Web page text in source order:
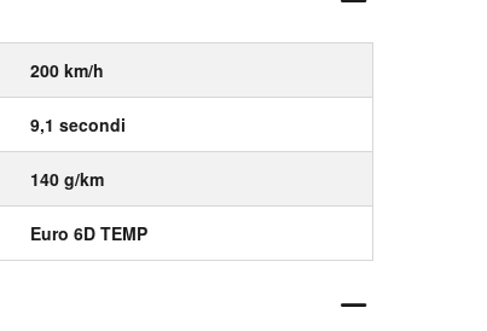
200 km/h
9,1 secondi
140 g/km
Euro 6D TEMP